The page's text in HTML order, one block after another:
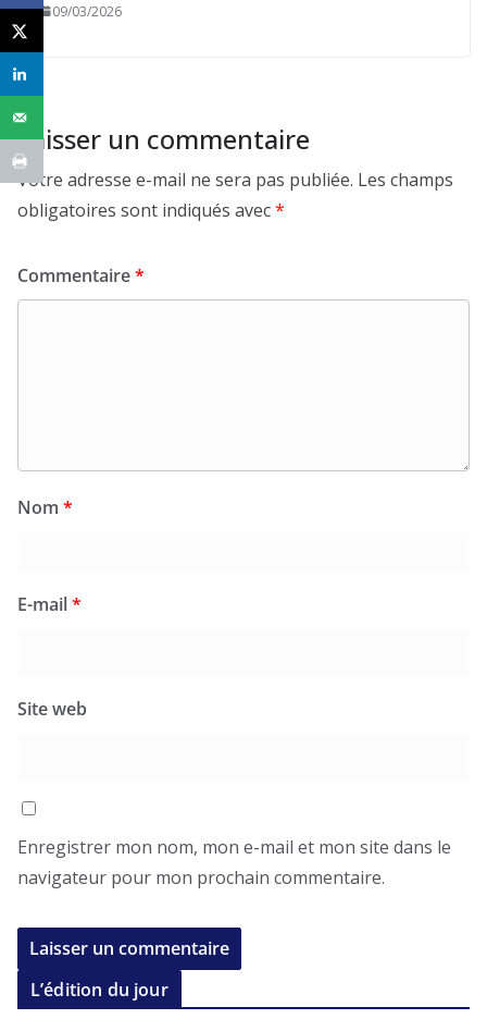
09/03/2026
Laisser un commentaire
Votre adresse e-mail ne sera pas publiée. Les champs
obligatoires sont indiqués avec*
Commentaire*
Nom *
E-mail*
Site web
Enregistrer mon nom, mon e-mail et mon site dans le
navigateur pour mon prochain commentaire.
L’édition du jour